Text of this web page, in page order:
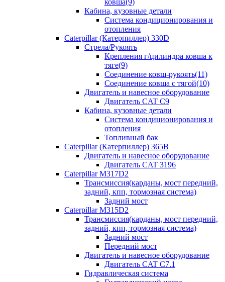
ковша(9)
Кабина, кузовные детали
Система кондиционирования и
отопления
Caterpillar (Катерпиллер) 330D
Стрела/Рукоять
Крепления г/цилиндра ковша к
тяге(9)
Соединение ковш-рукоять(11)
Соединение ковша с тягой(10)
Двигатель и навесное оборудование
Двигатель CAT C9
Кабина, кузовные детали
Система кондиционирования и
отопления
Топливный бак
Caterpillar (Катерпиллер) 365B
Двигатель и навесное оборудование
Двигатель CAT 3196
Caterpillar M317D2
Трансмиссия(карданы, мост передний,
задний, кпп, тормозная система)
Задний мост
Caterpillar M315D2
Трансмиссия(карданы, мост передний,
задний, кпп, тормозная система)
Задний мост
Передний мост
Двигатель и навесное оборудование
Двигатель CAT C7.1
Гидравлическая система